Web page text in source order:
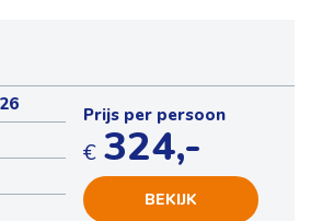
Prijs per persoon
€ 324,-
BEKIJK